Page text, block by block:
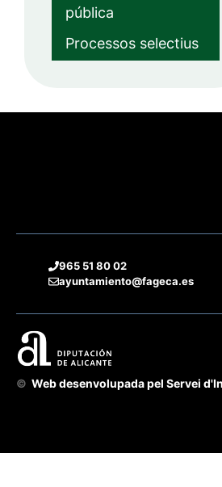
pública
Processos selectius
965 51 80 02
ayuntamiento@fageca.es
© Web desenvolupada pel Servei